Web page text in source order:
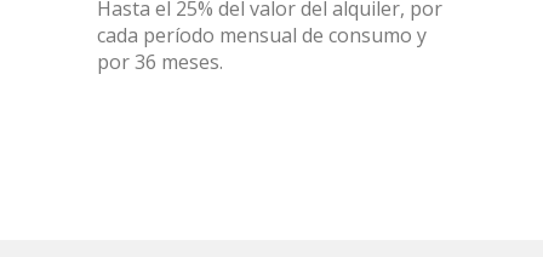
Hasta el 25% del valor del alquiler, por
cada período mensual de consumo y
por 36 meses.